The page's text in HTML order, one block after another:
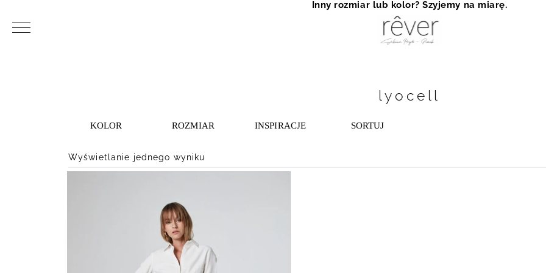
lyocell
KOLOR ROZMIAR INSPIRACJE SORTUJ
Wyświetlanie jednego wyniku
Inny rozmiar lub kolor? Szyjemy na miarę.